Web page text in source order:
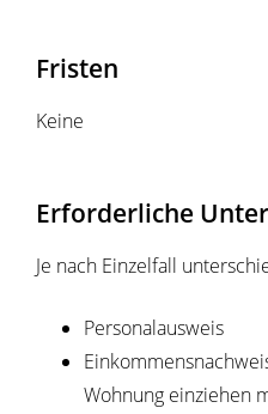
Fristen
Keine
Erforderliche
Je nach Einzelfall
Personalausweis
Wohnung einziehen